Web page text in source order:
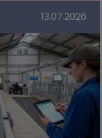
13.07.2026